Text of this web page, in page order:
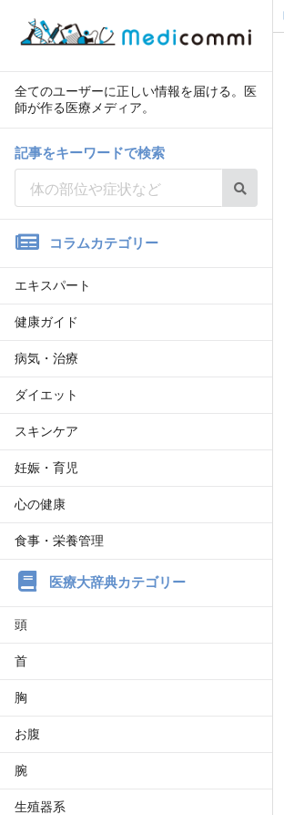
全てのユーザーに正しい情報を届ける。医
師が作る医療メディア。
記事をキーワードで検索
コラムカテゴリー
エキスパート
健康ガイド
病気・治療
ダイエット
スキンケア
妊娠・育児
心の健康
食事・栄養管理
医療大辞典カテゴリー
頭
首
胸
お腹
腕
生殖器系